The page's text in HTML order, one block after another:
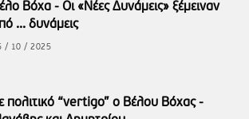
Βόχα - Οι «Νέες Δυνάμεις» ξέμειναν
... δυνάμεις
/ 10 / 2025
πολιτικό “vertigo” ο Βέλου Βόχας -